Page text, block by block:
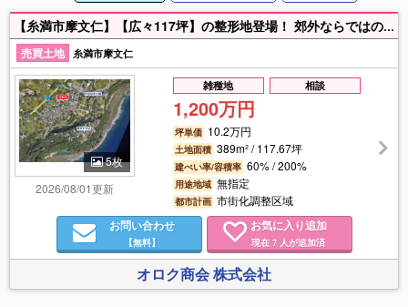
【糸満市摩文仁】【広々117坪】の整形地登場！ 郊外ならではの柔らかな風と陽光あふれる住環境
売買土地
糸満市摩文仁
5枚
2026/08/01更新
雑種地 相談
1,200万円
坪単価 10.2万円
土地面積 389m² / 117.67坪
建ぺい率/容積率 60% / 200%
用途地域 無指定
都市計画 市街化調整区域
お問い合わせ
【無料】
お気に入り追加
現在 7 人が追加済
オロク商会 株式会社